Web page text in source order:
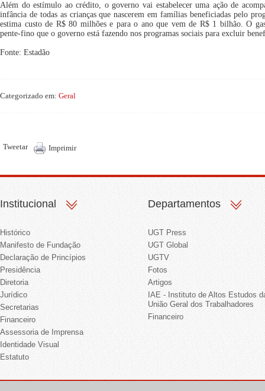
Além do estímulo ao crédito, o governo vai estabelecer uma ação de
infância de todas as crianças que nascerem em famílias beneficiadas pelo
estima custo de R$ 80 milhões e para o ano que vem de R$ 1 bilhão. O
pente-fino que o governo está fazendo nos programas sociais para excluir
Fonte: Estadão
Categorizado em: Geral
Tweetar Imprimir
Institucional
Histórico
Manifesto de Fundação
Declaração de Princípios
Presidência
Diretoria
Jurídico
Secretarias
Financeiro
Assessoria de Imprensa
Identidade Visual
Estatuto
Departamentos
UGT Press
UGT Global
UGTV
Fotos
Artigos
IAE - Instituto de Altos Estudos
União Geral dos Trabalhadores
Financeiro